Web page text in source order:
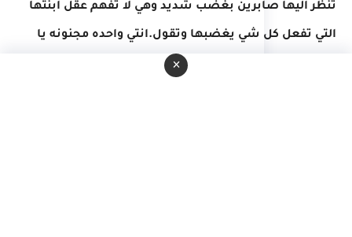
تنظر اليها صابرين بغضب شديد وهي لا تفهم عقل ابنتها
التي تفعل كل شي يغضبها وتقول.انتي واحده مجنونه يا
بتول ووجودك مع صقر هينهيكي اسمعي كلامي وتعالي م
×